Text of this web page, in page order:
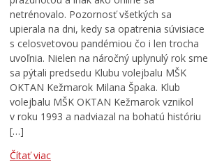
Cirkev
Šport
netrénovalo. Pozornosť všetkých sa
upierala na dni, kedy sa opatrenia súvisiace
s celosvetovou pandémiou čo i len trocha
uvoľnia. Nielen na náročný uplynulý rok sme
sa pýtali predsedu Klubu volejbalu MŠK
OKTAN Kežmarok Milana Špaka. Klub
volejbalu MŠK OKTAN Kežmarok vznikol
v roku 1993 a nadviazal na bohatú históriu
[…]
Čítať viac